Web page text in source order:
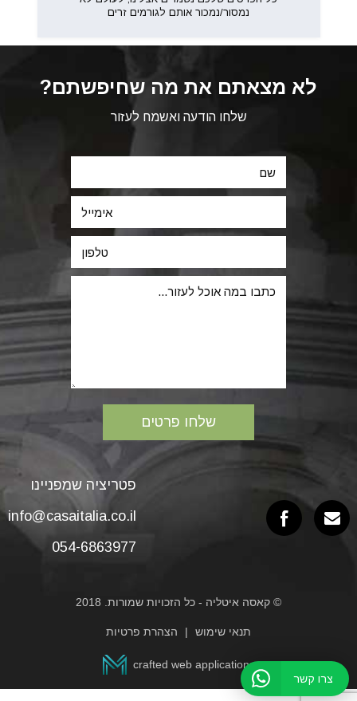
נמסור/נמכור אותם לגורמים זרים
לא מצאתם את מה שחיפשתם?
שלחו הודעה ואשמח לעזור
פטריציה שמפניינו
info@casaitalia.co.il
054-6863977
תנאי שימוש הצהרת פרטיות
© קאסה איטליה - כל הזכויות שמורות. 2018
crafted web applications
צרו קשר